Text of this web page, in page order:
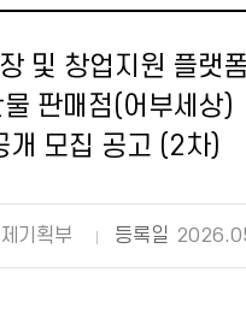
및 창업지원 플랫
물 판매점(어부세상)
개 모집 공고 (2차)
기획부 등록일